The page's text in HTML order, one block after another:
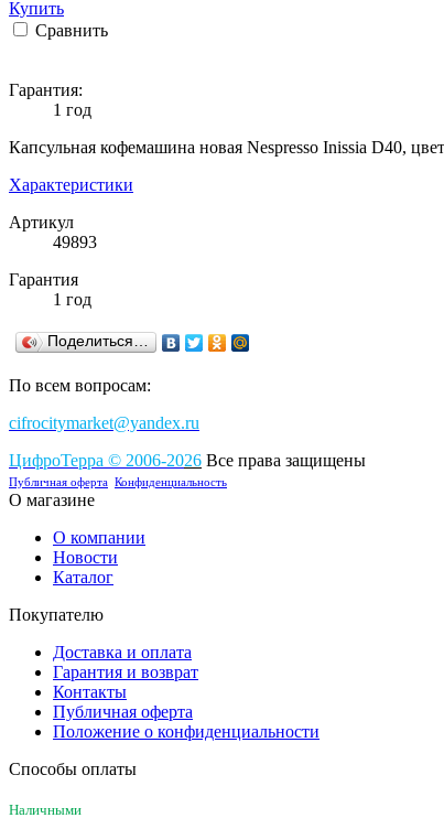
Купить
Сравнить
Гарантия:
1 год
Капсульная кофемашина новая Nespresso Inissia D40,
Характеристики
Артикул
49893
Гарантия
1 год
Поделиться…
По всем вопросам:
cifrocitymarket@yandex.ru
ЦифроТерра © 2006-2026 Все права защищены
Публичная оферта Конфиденциальность
О магазине
О компании
Новости
Каталог
Покупателю
Доставка и оплата
Гарантия и возврат
Контакты
Публичная оферта
Положение о конфиденциальности
Способы оплаты
Наличными